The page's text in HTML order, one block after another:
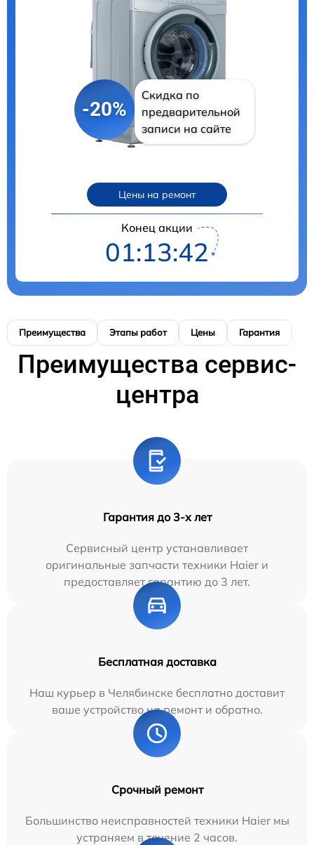
-20%
Скидка по
предварительной
записи на сайте
Цены на ремонт
Конец акции
01:13:41
Преимущества Этапы работ Цены Гарантия
Преимущества сервис-
центра
Гарантия до 3-х лет
Сервисный центр устанавливает
оригинальные запчасти техники Haier и
предоставляет гарантию до 3 лет.
Бесплатная доставка
Наш курьер в Челябинске бесплатно доставит
ваше устройство на ремонт и обратно.
Срочный ремонт
Большинство неисправностей техники Haier мы
устраняем в течение 2 часов.